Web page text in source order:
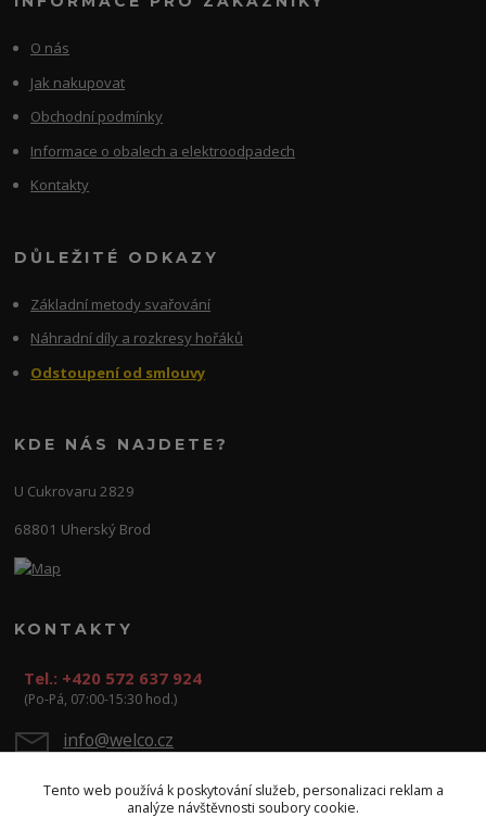
O nás
Jak nakupovat
Obchodní podmínky
Informace o obalech a elektroodpadech
Kontakty
DŮLEŽITÉ ODKAZY
Základní metody svařování
Náhradní díly a rozkresy hořáků
Odstoupení od smlouvy
KDE NÁS NAJDETE?
U Cukrovaru 2829
68801 Uherský Brod
KONTAKTY
Tel.: +420 572 637 924
(Po-Pá, 07:00-15:30 hod.)
info@welco.cz
Tento web používá k poskytování služeb, personalizaci reklam a
analýze návštěvnosti soubory cookie.